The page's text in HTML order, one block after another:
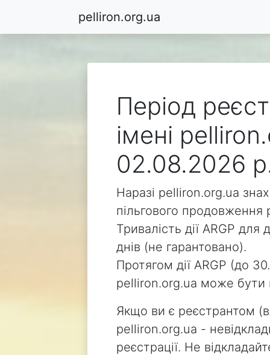
pelliron.org.ua
Період
імені
02.08.2026
Наразі pelliron.org.ua
пільгового продовження
Тривалість дії ARGP
днів (не гарантовано).
Протягом дії ARGP (до
pelliron.org.ua може бути
Якщо ви є реєстрантом
pelliron.org.ua -
реєстрації. Не